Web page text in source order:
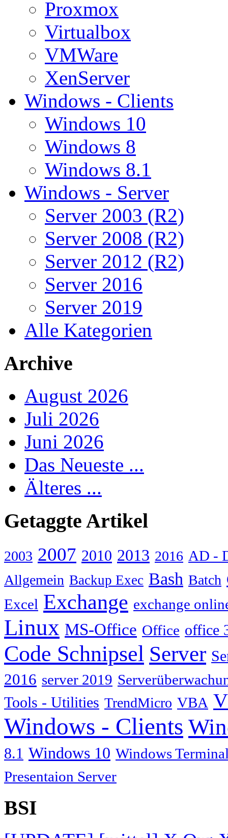
Proxmox
Virtualbox
VMWare
XenServer
Windows - Clients
Windows 10
Windows 8
Windows 8.1
Windows - Server
Server 2003 (R2)
Server 2008 (R2)
Server 2012 (R2)
Server 2016
Server 2019
Alle Kategorien
Archive
August 2026
Juli 2026
Juni 2026
Das Neueste ...
Älteres ...
Getaggte Artikel
2003 2007 2010 2013 2016 AD -
Allgemein Backup Exec Bash Batch
Excel Exchange exchange
Linux MS-Office Office office
Code Schnipsel Server
2016 server 2019
Tools - Utilities TrendMicro VBA
Windows - Clients
8.1 Windows 10 Windows
Presentaion Server
BSI